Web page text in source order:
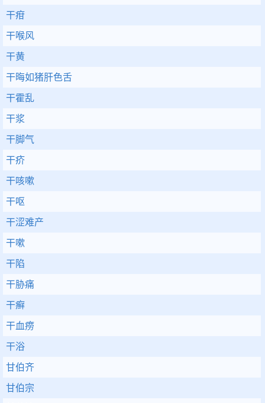
干疳
干喉风
干黄
干晦如猪肝色舌
干霍乱
干浆
干脚气
干疥
干咳嗽
干呕
干涩难产
干嗽
干陷
干胁痛
干癣
干血痨
干浴
甘伯齐
甘伯宗